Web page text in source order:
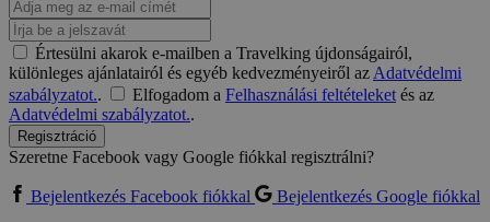
Értesülni akarok e-mailben a Travelking újdonságairól,
különleges ajánlatairól és egyéb kedvezményeiről azAdatvédelmi
szabályzatot.. Elfogadom a Felhasználási feltételeketés az
Adatvédelmi szabályzatot..
Regisztráció
Szeretne Facebook vagy Google fiókkal regisztrálni?
Bejelentkezés Facebook fiókkal
Bejelentkezés Google fiókkal